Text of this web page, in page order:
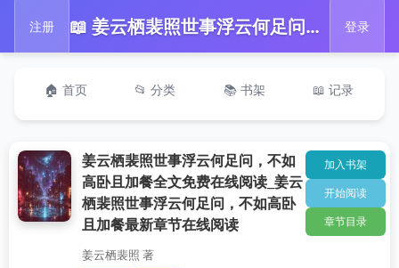
注册 📖 姜云栖裴照世事浮云何足问，不如高卧且加餐全文免费在线阅读_姜云栖裴照世事浮云何足问，不如高卧且加餐最新章节在线阅读 登录
🏠 首页 📂 分类 📚 书架 📖 记录
姜云栖裴照世事浮云何足问，不如
高卧且加餐全文免费在线阅读_姜云
栖裴照世事浮云何足问，不如高卧
且加餐最新章节在线阅读
姜云栖裴照 著
加入书架
开始阅读
章节目录